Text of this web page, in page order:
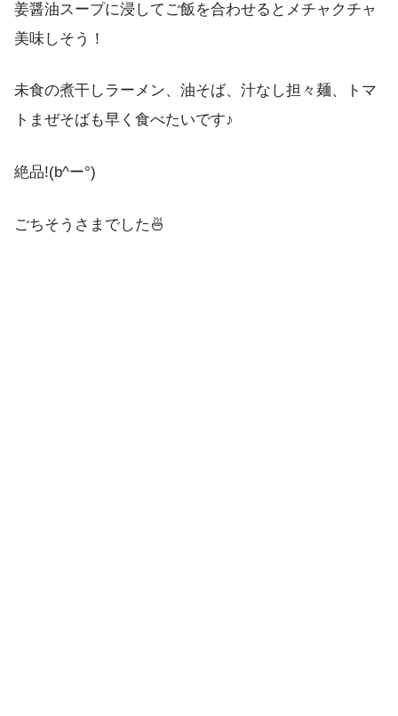
姜醤油スープに浸してご飯を合わせるとメチャクチャ
美味しそう！
未食の煮干しラーメン、油そば、汁なし担々麺、トマ
トまぜそばも早く食べたいです♪
絶品!(b^ー°)
ごちそうさまでした🍜